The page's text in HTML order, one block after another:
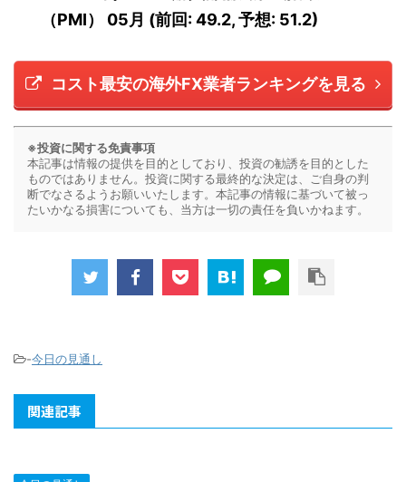
（PMI） 05月 (前回: 49.2, 予想: 51.2)
コスト最安の海外FX業者ランキングを見る
※投資に関する免責事項
本記事は情報の提供を目的としており、投資の勧誘を目的とした
ものではありません。投資に関する最終的な決定は、ご自身の判
断でなさるようお願いいたします。本記事の情報に基づいて被っ
たいかなる損害についても、当方は一切の責任を負いかねます。
-今日の見通し
関連記事